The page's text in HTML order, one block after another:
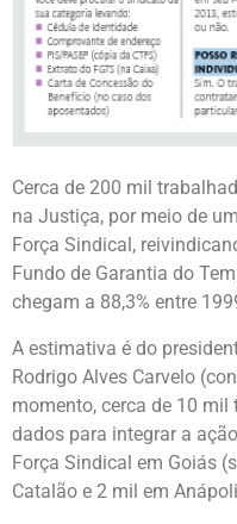
Cerca de 200 mil
na Justiça, por meio de
Força Sindical,
Fundo de Garantia do
chegam a 88,3% entre
A estimativa é do
Rodrigo Alves Carvelo
momento, cerca de 10
dados para integrar a
Força Sindical em Goiás
Catalão e 2 mil em